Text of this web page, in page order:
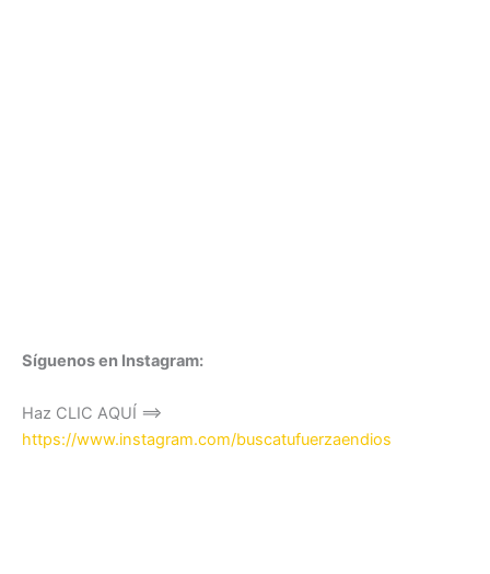
Síguenos en Instagram:
Haz CLIC AQUÍ ==>
https://www.instagram.com/buscatufuerzaendios